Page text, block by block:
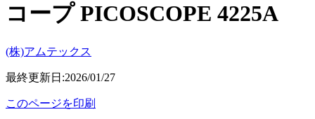
コープ PICOSCOPE 4225A
(株)アムテックス
最終更新日:2026/01/27
このページを印刷